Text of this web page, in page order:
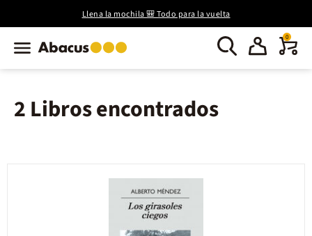
Llena la mochila 🎒 Todo para la vuelta
0
2 Libros encontrados